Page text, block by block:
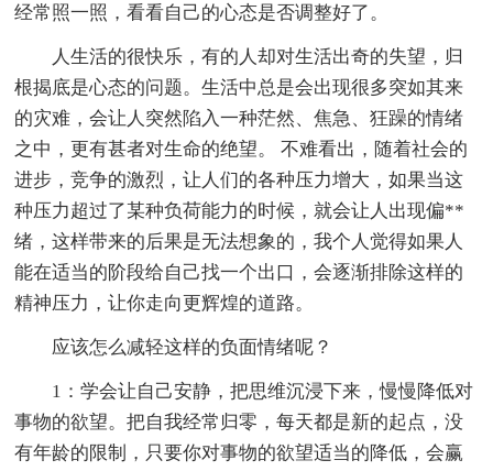
经常照一照，看看自己的心态是否调整好了。
人生活的很快乐，有的人却对生活出奇的失望，归
根揭底是心态的问题。生活中总是会出现很多突如其来
的灾难，会让人突然陷入一种茫然、焦急、狂躁的情绪
之中，更有甚者对生命的绝望。 不难看出，随着社会的
进步，竞争的激烈，让人们的各种压力增大，如果当这
种压力超过了某种负荷能力的时候，就会让人出现偏**
绪，这样带来的后果是无法想象的，我个人觉得如果人
能在适当的阶段给自己找一个出口，会逐渐排除这样的
精神压力，让你走向更辉煌的道路。
应该怎么减轻这样的负面情绪呢？
1：学会让自己安静，把思维沉浸下来，慢慢降低对
事物的欲望。把自我经常归零，每天都是新的起点，没
有年龄的限制，只要你对事物的欲望适当的降低，会赢